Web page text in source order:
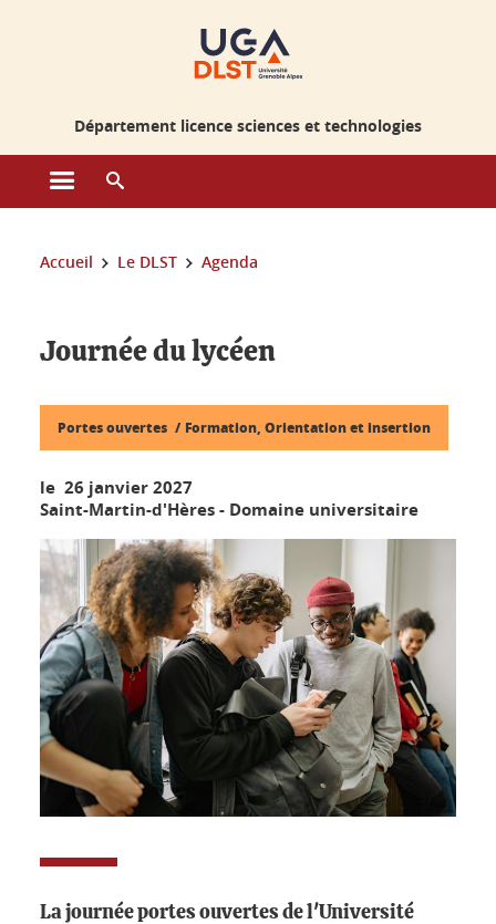
Département licence sciences et technologies
Ouvrir le menu principal
Vous êtes ici :
Accueil Le DLST Agenda
Journée du lycéen
Portes ouvertes Formation, Orientation et insertion
le 26 janvier 2027
Saint-Martin-d'Hères - Domaine universitaire
La journée portes ouvertes de l'Université